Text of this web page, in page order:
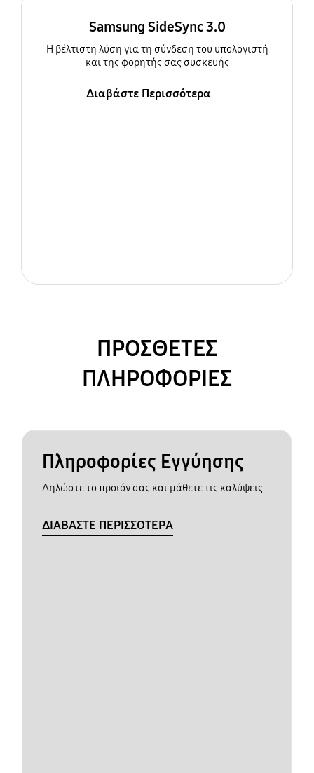
Samsung SideSync 3.0
Η βέλτιστη λύση για τη σύνδεση του υπολογιστή
και της φορητής σας συσκευής
Διαβάστε Περισσότερα
ΠΡΟΣΘΕΤΕΣ
ΠΛΗΡΟΦΟΡΙΕΣ
Πληροφορίες Εγγύησης
Δηλώστε το προϊόν σας και μάθετε τις καλύψεις
ΔΙΑΒΑΣΤΕ ΠΕΡΙΣΣΟΤΕΡΑ